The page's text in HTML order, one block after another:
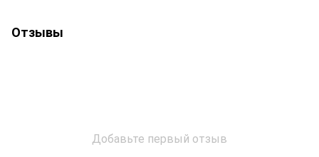
Отзывы
Добавьте первый отзыв